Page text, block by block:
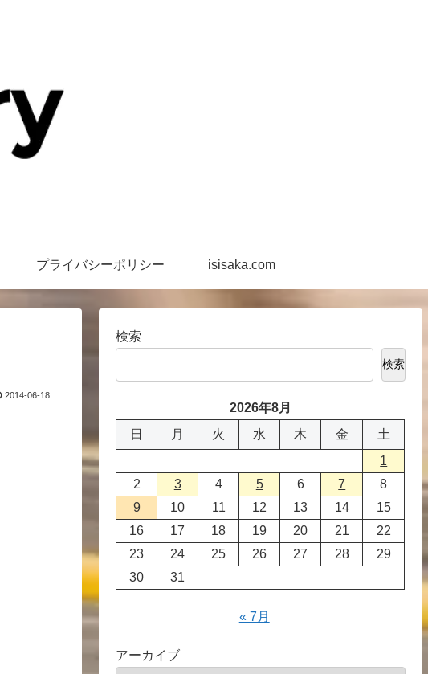
プライバシーポリシー isisaka.com
2014-06-18
検索
検索
2026年8月
日
月 火 水 木 金
土
1
2
3 4 5 6 7
8
9
10 11 12 13 14
15
16
17 18 19 20 21
22
23
24 25 26 27 28
29
30
31
« 7月
アーカイブ